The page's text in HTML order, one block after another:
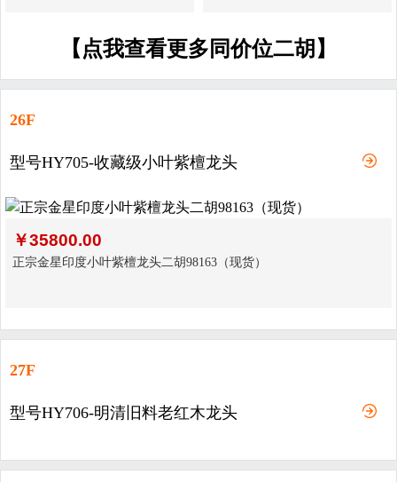
【点我查看更多同价位二胡】
26F
型号HY705-收藏级小叶紫檀龙头
￥35800.00
正宗金星印度小叶紫檀龙头二胡98163（现货）
27F
型号HY706-明清旧料老红木龙头